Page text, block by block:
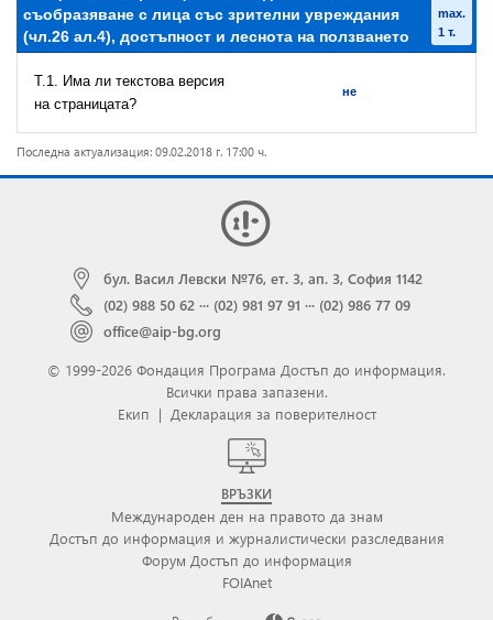
съобразяване с лица със зрителни увреждания
(чл.26 ал.4), достъпност и леснота на ползването
max.
1 т.
T.1. Има ли текстова версия
на страницата?
не
Последна актуализация: 09.02.2018 г. 17:00 ч.
бул. Васил Левски №76, ет. 3, ап. 3, София 1142
(02) 988 50 62 ··· (02) 981 97 91 ··· (02) 986 77 09
office@aip-bg.org
© 1999-2026 Фондация Програма Достъп до информация.
Всички права запазени.
Екип | Декларация за поверителност
ВРЪЗКИ
Международен ден на правото да знам
Достъп до информация и журналистически разследвания
Форум Достъп до информация
FOIAnet